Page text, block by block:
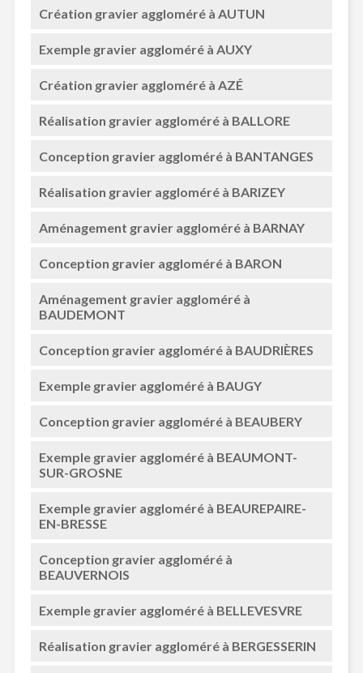
Création gravier aggloméré à AUTUN
Exemple gravier aggloméré à AUXY
Création gravier aggloméré à AZÉ
Réalisation gravier aggloméré à BALLORE
Conception gravier aggloméré à BANTANGES
Réalisation gravier aggloméré à BARIZEY
Aménagement gravier aggloméré à BARNAY
Conception gravier aggloméré à BARON
Aménagement gravier aggloméré à
BAUDEMONT
Conception gravier aggloméré à BAUDRIÈRES
Exemple gravier aggloméré à BAUGY
Conception gravier aggloméré à BEAUBERY
Exemple gravier aggloméré à BEAUMONT-
SUR-GROSNE
Exemple gravier aggloméré à BEAUREPAIRE-
EN-BRESSE
Conception gravier aggloméré à
BEAUVERNOIS
Exemple gravier aggloméré à BELLEVESVRE
Réalisation gravier aggloméré à BERGESSERIN